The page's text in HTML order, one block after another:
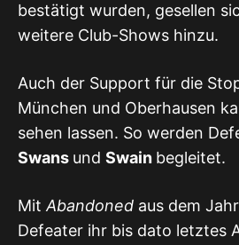
bestätigt wurden, gesellen
weitere Club-Shows hinzu.
Auch der Support für die
München und Oberhausen
sehen lassen. So werden
Swans und Swain begleitet.
Mit Abandoned aus dem
Defeater ihr bis dato letztes